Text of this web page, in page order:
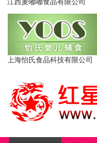
江西麦嘟嘟食品有限公司
上海怡氏食品科技有限公司